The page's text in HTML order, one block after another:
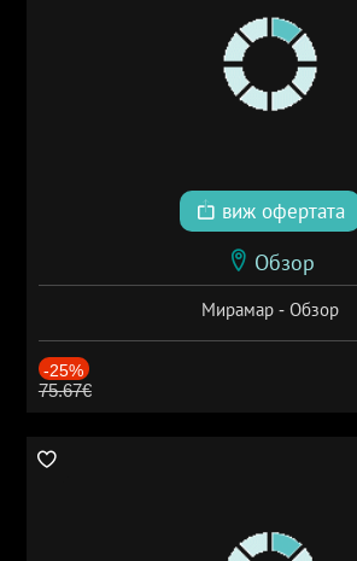
виж офертата
Обзор
Мирамар - Обзор
-25%
75.67€